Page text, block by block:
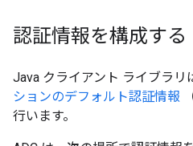
認証情報を構成する
Java クライアント ライブラリ
ションのデフォルト認証情報
行います。